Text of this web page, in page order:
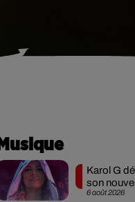
Musique
6 août 2026
Karol G
son
invités...